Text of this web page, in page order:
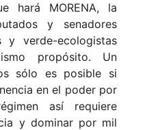
hará MORENA, la
y senadores
y verde-ecologistas
propósito. Un
sólo es posible si
en el poder por
así requiere
y dominar por mil